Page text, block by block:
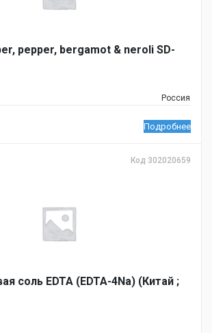
pepper, bergamot & neroli SD-
Россия
Подробнее
Код 302020659
соль EDTA (EDTA-4Na) (Китай ;